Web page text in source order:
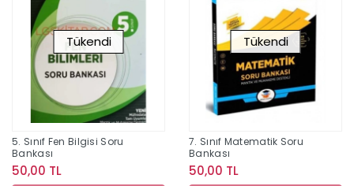
Tükendi
5. Sınıf Fen Bilgisi Soru
Bankası
50,00 TL
Tükendi
7. Sınıf Matematik Soru
Bankası
50,00 TL